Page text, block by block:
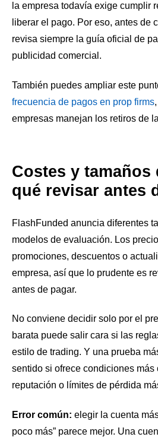
la empresa todavía exige cumplir
liberar el pago. Por eso, antes de
revisa siempre la guía oficial de
publicidad comercial.
También puedes ampliar este
frecuencia de pagos en prop firms
empresas manejan los retiros de
Costes y tamaños
qué revisar antes
FlashFunded anuncia diferentes
modelos de evaluación. Los
promociones, descuentos o
empresa, así que lo prudente es
antes de pagar.
No conviene decidir solo por el
barata puede salir cara si las
estilo de trading. Y una prueba
sentido si ofrece condiciones más
reputación o límites de pérdida
Error común: elegir la cuenta
poco más” parece mejor. Una